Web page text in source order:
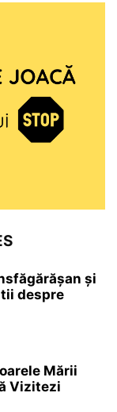
și
despre
Mării
Vizitezi